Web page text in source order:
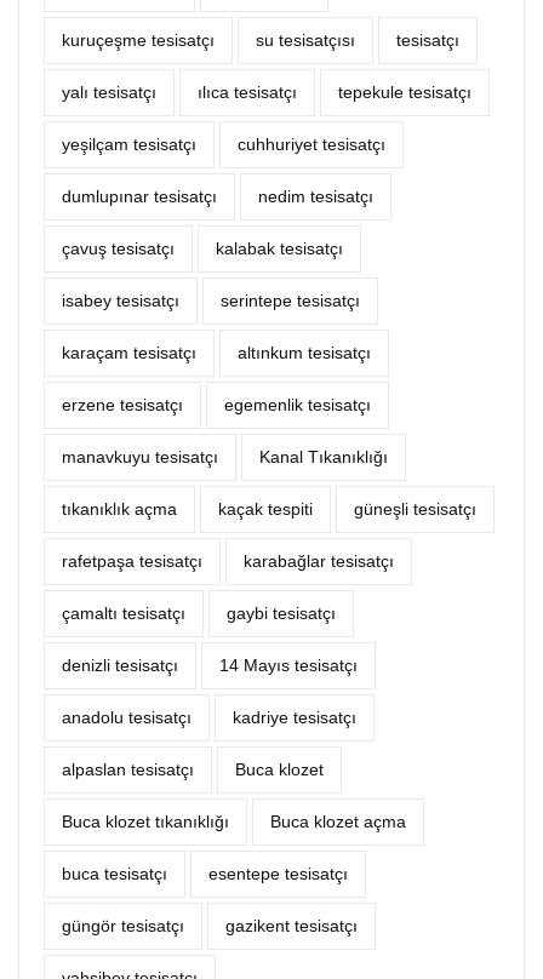
kuruçeşme tesisatçı su tesisatçısı tesisatçı
yalı tesisatçı ılıca tesisatçı tepekule tesisatçı
yeşilçam tesisatçı cuhhuriyet tesisatçı
dumlupınar tesisatçı nedim tesisatçı
çavuş tesisatçı kalabak tesisatçı
isabey tesisatçı serintepe tesisatçı
karaçam tesisatçı altınkum tesisatçı
erzene tesisatçı egemenlik tesisatçı
manavkuyu tesisatçı Kanal Tıkanıklığı
tıkanıklık açma kaçak tespiti güneşli tesisatçı
rafetpaşa tesisatçı karabağlar tesisatçı
çamaltı tesisatçı gaybi tesisatçı
denizli tesisatçı 14 Mayıs tesisatçı
anadolu tesisatçı kadriye tesisatçı
alpaslan tesisatçı Buca klozet
Buca klozet tıkanıklığı Buca klozet açma
buca tesisatçı esentepe tesisatçı
güngör tesisatçı gazikent tesisatçı